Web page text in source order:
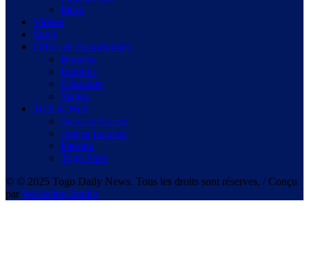
Idées
Vidéos
Sport
Offres & Opportunités
Bourses
Emplois
Concours
Stages
Tech & Web
Success Stories
Jeunes Leaders
Patrons
Togo Stars
© © 2025 Togo Daily News. Tous les droits sont réserves. / Conçu
par Warketing Studio